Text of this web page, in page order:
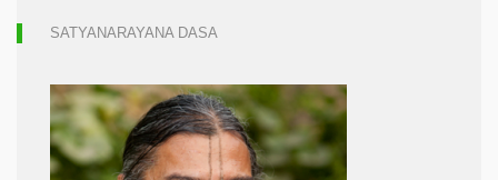
SATYANARAYANA DASA